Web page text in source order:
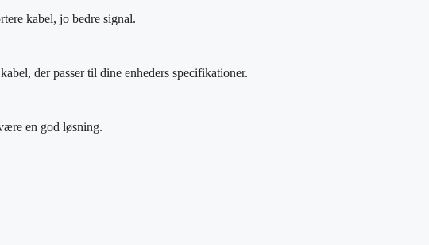
kabel, jo bedre signal.
der passer til dine enheders specifikationer.
en god løsning.